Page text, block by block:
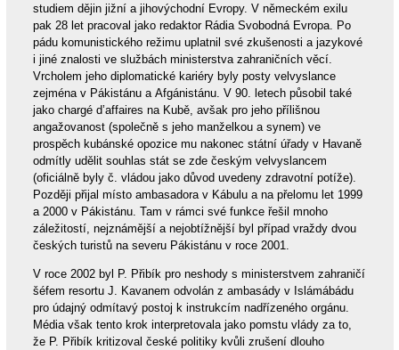
studiem dějin jižní a jihovýchodní Evropy. V německém exilu
pak 28 let pracoval jako redaktor Rádia Svobodná Evropa. Po
pádu komunistického režimu uplatnil své zkušenosti a jazykové
i jiné znalosti ve službách ministerstva zahraničních věcí.
Vrcholem jeho diplomatické kariéry byly posty velvyslance
zejména v Pákistánu a Afgánistánu. V 90. letech působil také
jako chargé d’affaires na Kubě, avšak pro jeho přílišnou
angažovanost (společně s jeho manželkou a synem) ve
prospěch kubánské opozice mu nakonec státní úřady v Havaně
odmítly udělit souhlas stát se zde českým velvyslancem
(oficiálně byly č. vládou jako důvod uvedeny zdravotní potíže).
Později přijal místo ambasadora v Kábulu a na přelomu let 1999
a 2000 v Pákistánu. Tam v rámci své funkce řešil mnoho
záležitostí, nejznámější a nejobtížnější byl případ vraždy dvou
českých turistů na severu Pákistánu v roce 2001.
V roce 2002 byl P. Přibík pro neshody s ministerstvem zahraničí
šéfem resortu J. Kavanem odvolán z ambasády v Islámábádu
pro údajný odmítavý postoj k instrukcím nadřízeného orgánu.
Média však tento krok interpretovala jako pomstu vlády za to,
že P. Přibík kritizoval české politiky kvůli zrušení dlouho